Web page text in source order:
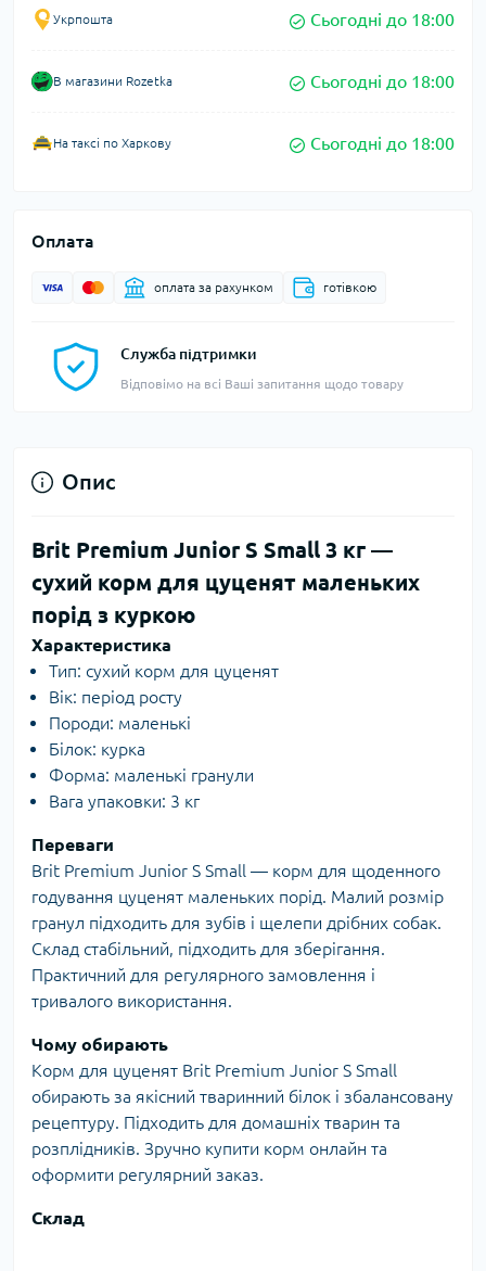
Укрпошта Сьогодні до 18:00
В магазини Rozetka Сьогодні до 18:00
На таксі по Харкову Сьогодні до 18:00
Оплата
оплата за рахунком готівкою
Служба підтримки
Відповімо на всі Ваші запитання щодо товару
Опис
Brit Premium Junior S Small 3 кг —
сухий корм для цуценят маленьких
порід з куркою
Характеристика
Тип: сухий корм для цуценят
Вік: період росту
Породи: маленькі
Білок: курка
Форма: маленькі гранули
Вага упаковки: 3 кг
Переваги
Brit Premium Junior S Small — корм для щоденного
годування цуценят маленьких порід. Малий розмір
гранул підходить для зубів і щелепи дрібних собак.
Склад стабільний, підходить для зберігання.
Практичний для регулярного замовлення і
тривалого використання.
Чому обирають
Корм для цуценят Brit Premium Junior S Small
обирають за якісний тваринний білок і збалансовану
рецептуру. Підходить для домашніх тварин та
розплідників. Зручно купити корм онлайн та
оформити регулярний заказ.
Склад